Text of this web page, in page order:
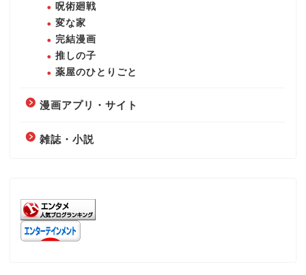
呪術廻戦
変な家
完結漫画
推しの子
薬屋のひとりごと
漫画アプリ・サイト
雑誌・小説